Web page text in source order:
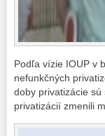
Podľa vízie IOUP v
nefunkčných
doby privatizácie
privatizácií zmenili